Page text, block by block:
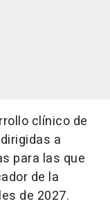
clínico de
a
para las que
de la
de 2027.